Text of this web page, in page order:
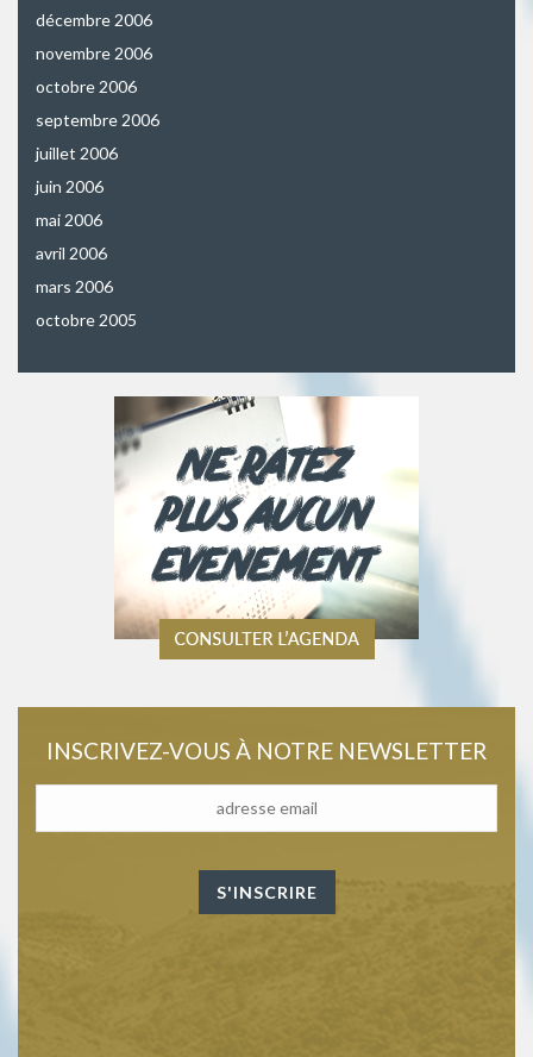
décembre 2006
novembre 2006
octobre 2006
septembre 2006
juillet 2006
juin 2006
mai 2006
avril 2006
mars 2006
octobre 2005
INSCRIVEZ-VOUS À NOTRE NEWSLETTER